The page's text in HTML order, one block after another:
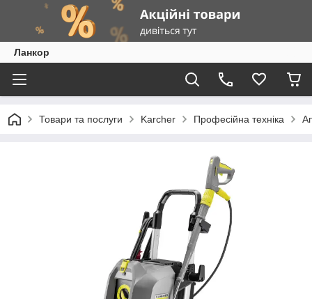
Ланкор
Товари та послуги Karcher Професійна техніка